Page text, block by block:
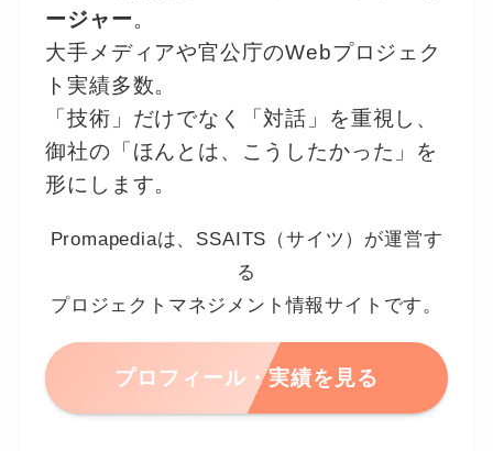
ージャー。
大手メディアや官公庁のWebプロジェク
ト実績多数。
「技術」だけでなく「対話」を重視し、
御社の「ほんとは、こうしたかった」を
形にします。
Promapediaは、SSAITS（サイツ）が運営す
る
プロジェクトマネジメント情報サイトです。
プロフィール・実績を見る